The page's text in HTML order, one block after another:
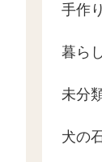
手作
暮ら
未分
犬の